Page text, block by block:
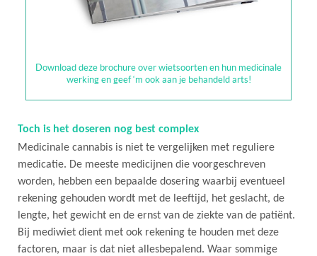
Download deze brochure over wietsoorten en hun medicinale
werking en geef ‘m ook aan je behandeld arts!
Toch is het doseren nog best complex
Medicinale cannabis is niet te vergelijken met reguliere
medicatie. De meeste medicijnen die voorgeschreven
worden, hebben een bepaalde dosering waarbij eventueel
rekening gehouden wordt met de leeftijd, het geslacht, de
lengte, het gewicht en de ernst van de ziekte van de patiënt.
Bij mediwiet dient met ook rekening te houden met deze
factoren, maar is dat niet allesbepalend. Waar sommige